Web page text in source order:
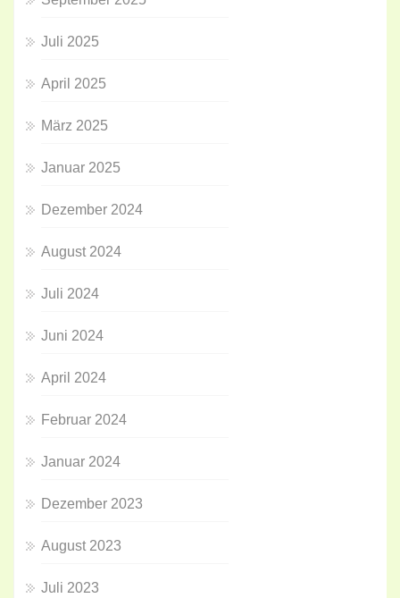
Juli 2025
April 2025
März 2025
Januar 2025
Dezember 2024
August 2024
Juli 2024
Juni 2024
April 2024
Februar 2024
Januar 2024
Dezember 2023
August 2023
Juli 2023